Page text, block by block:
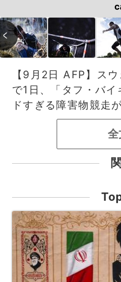
【9月2日 AFP】ス
で1日、「タフ・バ
ドすぎる障害物競走
全